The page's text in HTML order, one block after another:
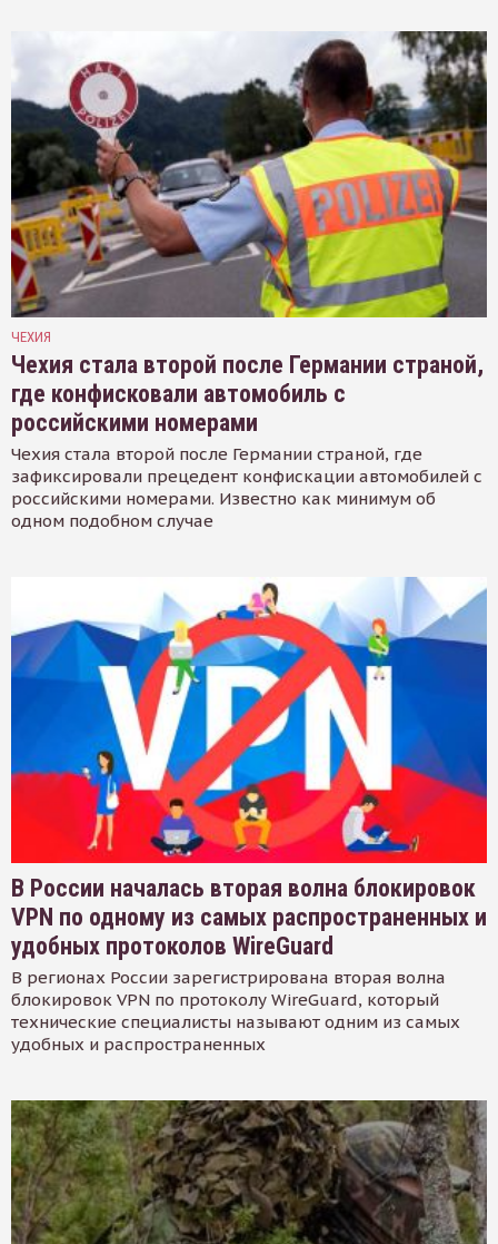
ЧЕХИЯ
Чехия стала второй после Германии страной,
где конфисковали автомобиль с
российскими номерами
Чехия стала второй после Германии страной, где
зафиксировали прецедент конфискации автомобилей с
российскими номерами. Известно как минимум об
одном подобном случае
В России началась вторая волна блокировок
VPN по одному из самых распространенных и
удобных протоколов WireGuard
В регионах России зарегистрирована вторая волна
блокировок VPN по протоколу WireGuard, который
технические специалисты называют одним из самых
удобных и распространенных